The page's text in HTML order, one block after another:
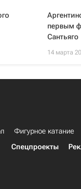
первым
Сантьяго
14 марта
Фигурное катание
Спецпроекты